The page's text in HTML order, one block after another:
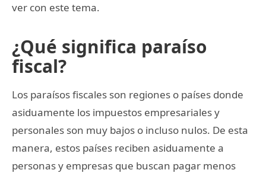
ver con este tema.
¿Qué significa paraíso
fiscal?
Los paraísos fiscales son regiones o países donde
asiduamente los impuestos empresariales y
personales son muy bajos o incluso nulos. De esta
manera, estos países reciben asiduamente a
personas y empresas que buscan pagar menos